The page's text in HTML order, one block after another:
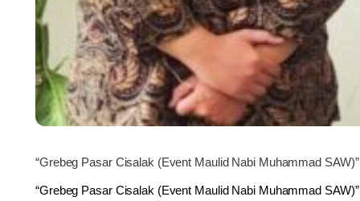
“Grebeg Pasar Cisalak (Event Maulid Nabi Muhammad SAW)”
“Grebeg Pasar Cisalak (Event Maulid Nabi Muhammad